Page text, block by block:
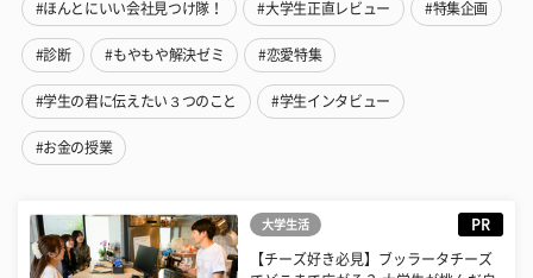
#ほんとにいい会社見つけ隊！ #大学生正直レビュー #特集企画
#診断 #もやもや解決ゼミ #恋愛特集
#学生の君に伝えたい３つのこと #学生インタビュー
#お金の授業
大学生活 PR
【チーズ好き必見】ブッラータチーズ